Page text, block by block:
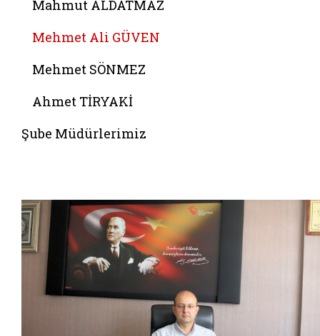
Mahmut ALDATMAZ
Mehmet Ali GÜVEN
Mehmet SÖNMEZ
Ahmet TİRYAKİ
Şube Müdürlerimiz